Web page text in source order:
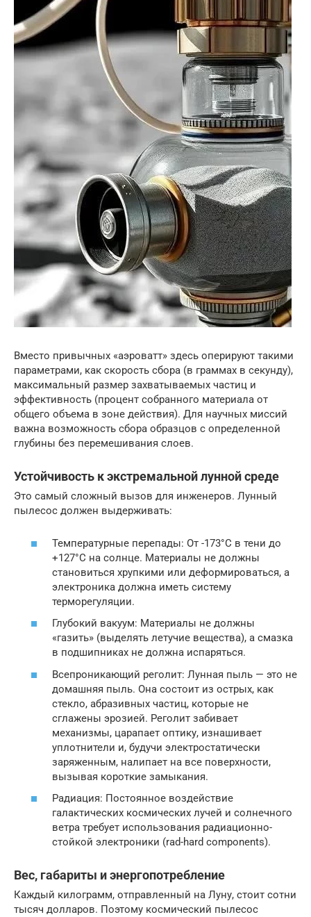
Вместо привычных «аэроватт» здесь оперируют такими
параметрами, как скорость сбора (в граммах в секунду),
максимальный размер захватываемых частиц и
эффективность (процент собранного материала от
общего объема в зоне действия). Для научных миссий
важна возможность сбора образцов с определенной
глубины без перемешивания слоев.
Устойчивость к экстремальной лунной среде
Это самый сложный вызов для инженеров. Лунный
пылесос должен выдерживать:
Температурные перепады: От -173°C в тени до
+127°C на солнце. Материалы не должны
становиться хрупкими или деформироваться, а
электроника должна иметь систему
терморегуляции.
Глубокий вакуум: Материалы не должны
«газить» (выделять летучие вещества), а смазка
в подшипниках не должна испаряться.
Всепроникающий реголит: Лунная пыль — это не
домашняя пыль. Она состоит из острых, как
стекло, абразивных частиц, которые не
сглажены эрозией. Реголит забивает
механизмы, царапает оптику, изнашивает
уплотнители и, будучи электростатически
заряженным, налипает на все поверхности,
вызывая короткие замыкания.
Радиация: Постоянное воздействие
галактических космических лучей и солнечного
ветра требует использования радиационно-
стойкой электроники (rad-hard components).
Вес, габариты и энергопотребление
Каждый килограмм, отправленный на Луну, стоит сотни
тысяч долларов. Поэтому космический пылесос